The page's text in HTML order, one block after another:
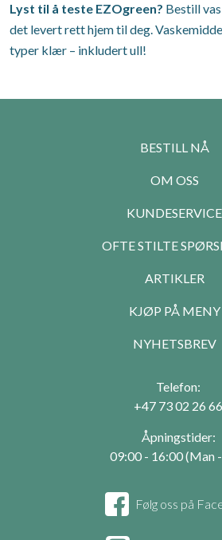
Lyst til å teste EZOgreen? Bestill
det levert rett hjem til deg.
typer klær – inkludert ull!
BESTILL NÅ
OM OSS
KUNDESERVICE
OFTE STILTE
ARTIKLER
KJØP PÅ MENY
NYHETSBREV
Telefon:
+47 73 02 26 66
Åpningstider:
09:00 - 16:00 (Man
Følg oss på